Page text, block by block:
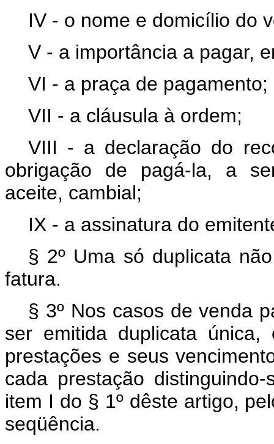
IV - o nome e domicílio do
V - a importância a pagar,
VI - a praça de pagamento;
VII - a cláusula à ordem;
VIII - a declaração do
obrigação de pagá-la, a
aceite, cambial;
IX - a assinatura do
§ 2º Uma só duplicata
fatura.
§ 3º Nos casos de venda
ser emitida duplicata
prestações e seus
cada prestação
item I do § 1º dêste artigo,
seqüência.